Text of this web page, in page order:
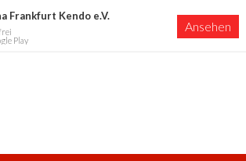
Frankfurt Kendo e.V.
Play
Ansehen